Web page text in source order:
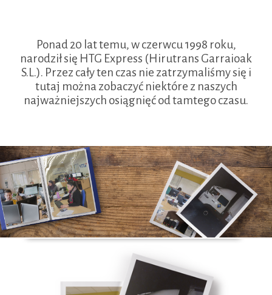
Ponad 20 lat temu, w czerwcu 1998 roku,
narodził się HTG Express (Hirutrans Garraioak
S.L.). Przez cały ten czas nie zatrzymaliśmy się i
tutaj można zobaczyć niektóre z naszych
najważniejszych osiągnięć od tamtego czasu.